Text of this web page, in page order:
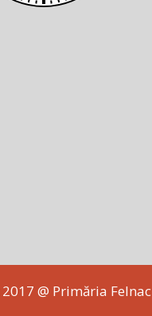
@ Primăria Felnac